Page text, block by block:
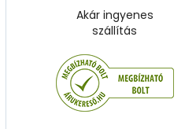
Akár ingyenes
szállítás